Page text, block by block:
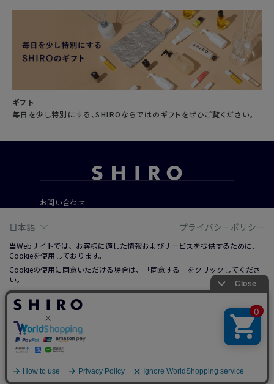
ギフト
毎日を少し特別にする、SHIROならではのギフトをぜひご覧ください。
お問い合わせ
よくあるご質問
会社概要
特定商取引法に基づく表記
プライバシーポリシー
ソーシャルメディアポリシー
日本語 プライバシーポリシー
当Webサイトでは、お客様に適した情報およびサービスを提供するために、
Cookieを使用しております。
Cookieの使用に同意いただける場合は、「同意する」をクリックしてくださ
い。
詳しくは、右上記載プライバシーポリシーリンクまたは「Cookieについて」
をクリックのうえ、ご参照ください。